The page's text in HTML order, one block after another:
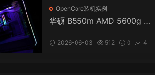
OpenCore装机实例
华硕 B550m AMD 5600g 核
黑苹果 macOS Hackintosh
2026-06-03 512 0 4